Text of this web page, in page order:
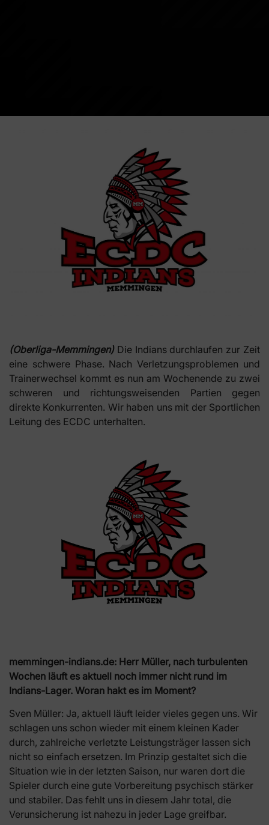
(Oberliga-Memmingen) Die Indians durchlaufen zur Zeit
eine schwere Phase. Nach Verletzungsproblemen und
Trainerwechsel kommt es nun am Wochenende zu zwei
schweren und richtungsweisenden Partien gegen
direkte Konkurrenten. Wir haben uns mit der Sportlichen
Leitung des ECDC unterhalten.
memmingen-indians.de: Herr Müller, nach turbulenten
Wochen läuft es aktuell noch immer nicht rund im
Indians-Lager. Woran hakt es im Moment?
Sven Müller: Ja, aktuell läuft leider vieles gegen uns. Wir
schlagen uns schon wieder mit einem kleinen Kader
durch, zahlreiche verletzte Leistungsträger lassen sich
nicht so einfach ersetzen. Im Prinzip gestaltet sich die
Situation wie in der letzten Saison, nur waren dort die
Spieler durch eine gute Vorbereitung psychisch stärker
und stabiler. Das fehlt uns in diesem Jahr total, die
Verunsicherung ist nahezu in jeder Lage greifbar.